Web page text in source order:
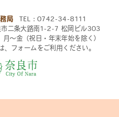
局 TEL：0742-34-8111
二条大路南1-2-7 松岡ビル303
〜金（祝日・年末年始を除く）
、フォームをご利用ください。